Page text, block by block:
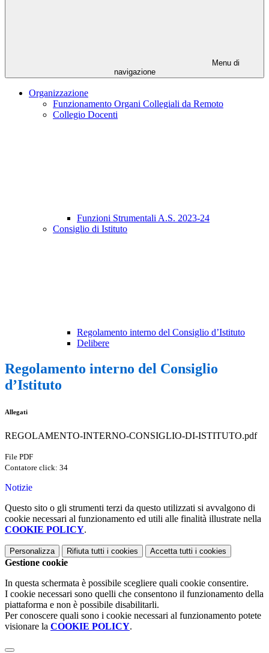
Menu di
navigazione
Organizzazione
Funzionamento Organi Collegiali da Remoto
Collegio Docenti
Funzioni Strumentali A.S. 2023-24
Consiglio di Istituto
Regolamento interno del Consiglio d’Istituto
Delibere
Regolamento interno del Consiglio
d’Istituto
Allegati
REGOLAMENTO-INTERNO-CONSIGLIO-DI-ISTITUTO.pdf
File PDF
Contatore click: 34
Notizie
Questo sito o gli strumenti terzi da questo utilizzati si avvalgono di
cookie necessari al funzionamento ed utili alle finalità illustrate nella
COOKIE POLICY.
Personalizza Rifiuta tutti i cookies Accetta tutti i cookies
Gestione cookie
In questa schermata è possibile scegliere quali cookie consentire.
I cookie necessari sono quelli che consentono il funzionamento della
piattaforma e non è possibile disabilitarli.
Per conoscere quali sono i cookie necessari al funzionamento potete
visionare la COOKIE POLICY.